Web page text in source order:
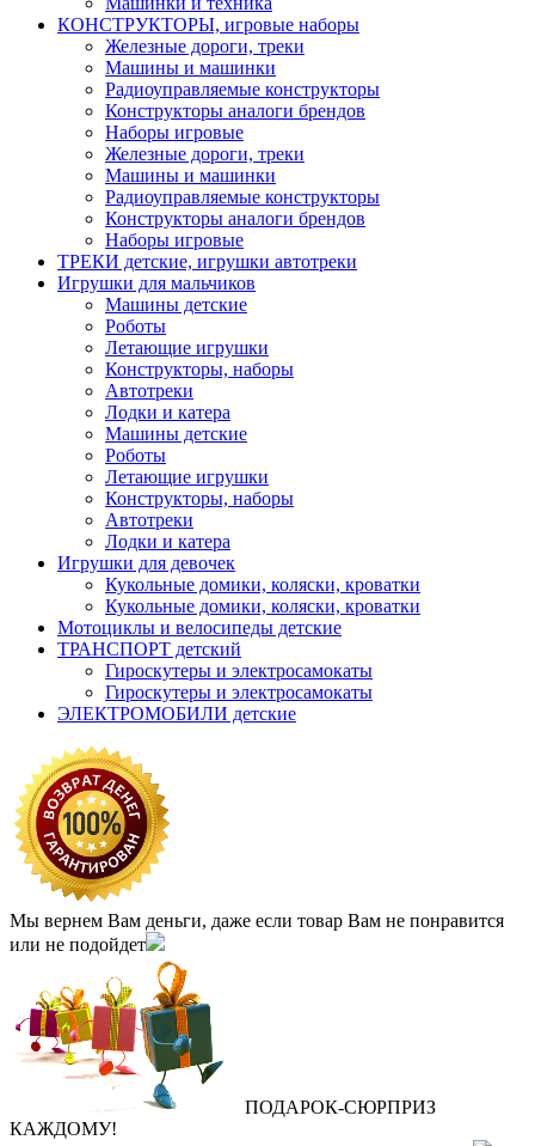
КОНСТРУКТОРЫ, игровые наборы
Железные дороги, треки
Машины и машинки
Радиоуправляемые конструкторы
Конструкторы аналоги брендов
Наборы игровые
Железные дороги, треки
Машины и машинки
Радиоуправляемые конструкторы
Конструкторы аналоги брендов
Наборы игровые
ТРЕКИ детские, игрушки автотреки
Игрушки для мальчиков
Машины детские
Роботы
Летающие игрушки
Конструкторы, наборы
Автотреки
Лодки и катера
Машины детские
Роботы
Летающие игрушки
Конструкторы, наборы
Автотреки
Лодки и катера
Игрушки для девочек
Кукольные домики, коляски, кроватки
Кукольные домики, коляски, кроватки
Мотоциклы и велосипеды детские
ТРАНСПОРТ детский
Гироскутеры и электросамокаты
Гироскутеры и электросамокаты
ЭЛЕКТРОМОБИЛИ детские
Мы вернем Вам деньги, даже если товар Вам не понравится
или не подойдет
ПОДАРОК‐СЮРПРИЗ
КАЖДОМУ!